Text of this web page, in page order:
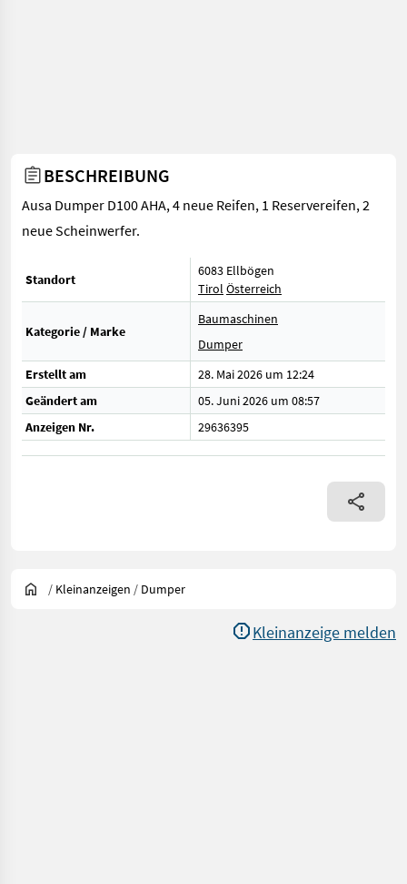
BESCHREIBUNG
Ausa Dumper D100 AHA, 4 neue Reifen, 1 Reservereifen, 2
neue Scheinwerfer.
Standort
6083 Ellbögen
Tirol Österreich
Kategorie / Marke
Baumaschinen
Dumper
Erstellt am
28. Mai 2026 um 12:24
Geändert am
05. Juni 2026 um 08:57
Anzeigen Nr.
29636395
/ Kleinanzeigen / Dumper
Kleinanzeige melden